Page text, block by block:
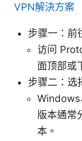
VPN解決方案
步骤一：前
访问
面顶部或
步骤二：选
Windows
版本通常
本。